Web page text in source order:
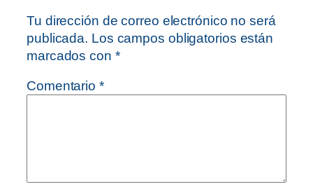
Tu dirección de correo electrónico no será
publicada. Los campos obligatorios están
marcados con *
Comentario *